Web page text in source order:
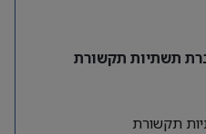
תשתיות תקשורת
תקשורת